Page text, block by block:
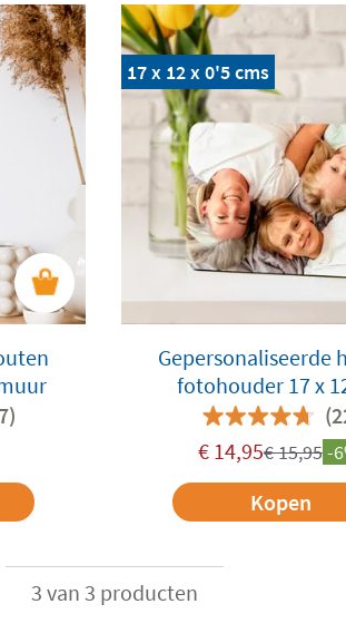
17 x 12 x 0'5 cms
Gepersonaliseerde
fotohouder 17 x
€ 14,95€15,95-
Kopen
3 van 3 producten